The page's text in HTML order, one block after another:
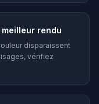
rendu
disparaissent
vérifiez